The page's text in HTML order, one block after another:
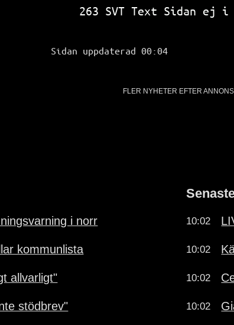
SVT
263 SVT Text Sidan ej i
Sidan uppdaterad 00:04
FLER NYHETER EFTER
i norr
kommunlista
allvarligt"
stödbrev"
10:02
10:02
10:02
10:02